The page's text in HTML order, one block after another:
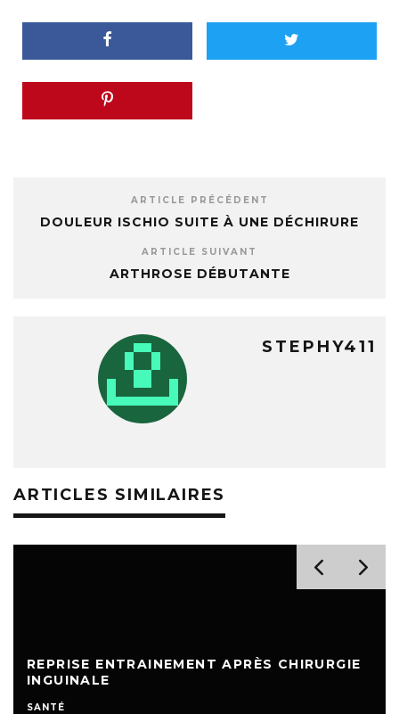
ARTICLE PRÉCÉDENT
DOULEUR ISCHIO SUITE À UNE DÉCHIRURE
ARTICLE SUIVANT
ARTHROSE DÉBUTANTE
STEPHY411
ARTICLES SIMILAIRES
REPRISE ENTRAINEMENT APRÈS CHIRURGIE
INGUINALE
SANTÉ